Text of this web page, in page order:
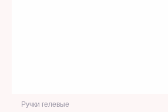
Ручки гелевые